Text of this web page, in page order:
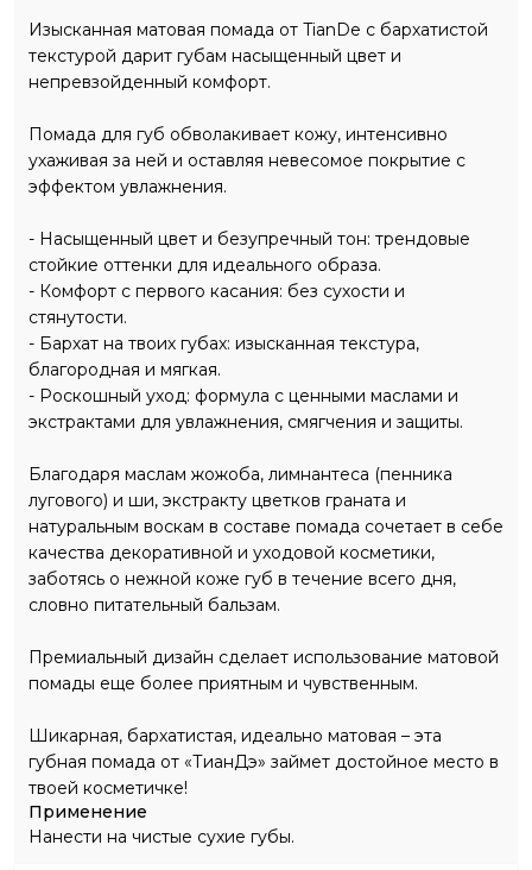
Изысканная матовая помада от TianDe с бархатистой
текстурой дарит губам насыщенный цвет и
непревзойденный комфорт.
Помада для губ обволакивает кожу, интенсивно
ухаживая за ней и оставляя невесомое покрытие с
эффектом увлажнения.
- Насыщенный цвет и безупречный тон: трендовые
стойкие оттенки для идеального образа.
- Комфорт с первого касания: без сухости и
стянутости.
- Бархат на твоих губах: изысканная текстура,
благородная и мягкая.
- Роскошный уход: формула с ценными маслами и
экстрактами для увлажнения, смягчения и защиты.
Благодаря маслам жожоба, лимнантеса (пенника
лугового) и ши, экстракту цветков граната и
натуральным воскам в составе помада сочетает в себе
качества декоративной и уходовой косметики,
заботясь о нежной коже губ в течение всего дня,
словно питательный бальзам.
Премиальный дизайн сделает использование матовой
помады еще более приятным и чувственным.
Шикарная, бархатистая, идеально матовая – эта
губная помада от «ТианДэ» займет достойное место в
твоей косметичке!
Применение
Нанести на чистые сухие губы.